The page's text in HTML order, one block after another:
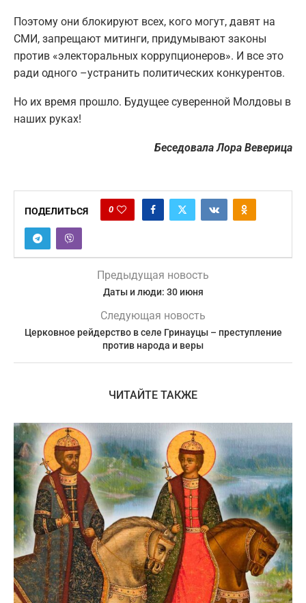
Поэтому они блокируют всех, кого могут, давят на
СМИ, запрещают митинги, придумывают законы
против «электоральных коррупционеров». И все это
ради одного –устранить политических конкурентов.
Но их время прошло. Будущее суверенной Молдовы в
наших руках!
Беседовала Лора Веверица
ПОДЕЛИТЬСЯ 0
Предыдущая новость
Даты и люди: 30 июня
Следующая новость
Церковное рейдерство в селе Гринауцы – преступление
против народа и веры
ЧИТАЙТЕ ТАКЖЕ